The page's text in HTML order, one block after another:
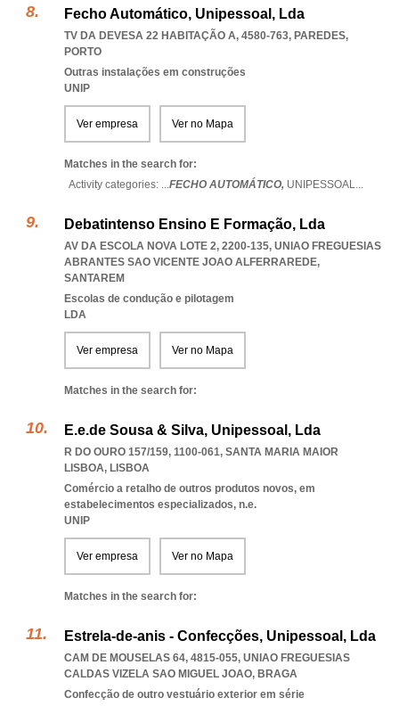
Fecho Automático, Unipessoal, Lda
TV DA DEVESA 22 HABITAÇÃO A, 4580-763, PAREDES,
PORTO
Outras instalações em construções
UNIP
Ver empresa Ver no Mapa
Matches in the search for:
Activity categories: ...FECHO AUTOMÁTICO, UNIPESSOAL...
Debatintenso Ensino E Formação, Lda
AV DA ESCOLA NOVA LOTE 2, 2200-135, UNIAO FREGUESIAS
ABRANTES SAO VICENTE JOAO ALFERRAREDE,
SANTAREM
Escolas de condução e pilotagem
LDA
Ver empresa Ver no Mapa
Matches in the search for:
E.e.de Sousa & Silva, Unipessoal, Lda
R DO OURO 157/159, 1100-061, SANTA MARIA MAIOR
LISBOA, LISBOA
Comércio a retalho de outros produtos novos, em
estabelecimentos especializados, n.e.
UNIP
Ver empresa Ver no Mapa
Matches in the search for:
Estrela-de-anis - Confecções, Unipessoal, Lda
CAM DE MOUSELAS 64, 4815-055, UNIAO FREGUESIAS
CALDAS VIZELA SAO MIGUEL JOAO, BRAGA
Confecção de outro vestuário exterior em série